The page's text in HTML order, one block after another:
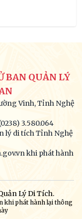
BAN QUẢN LÝ
Vinh, Tỉnh Nghệ
3.580.064
lý di tích Tỉnh Nghệ
khi phát hành
Lý Di Tích.
khi phát hành lại thông